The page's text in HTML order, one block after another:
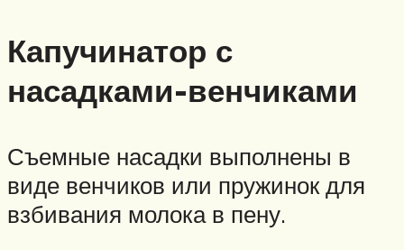
Капучинатор с
насадками-венчиками
Съемные насадки выполнены в
виде венчиков или пружинок для
взбивания молока в пену.